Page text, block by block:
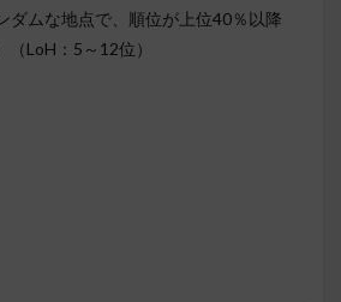
ダムな地点で、順位が上位40％以降
（LoH：5～12位）